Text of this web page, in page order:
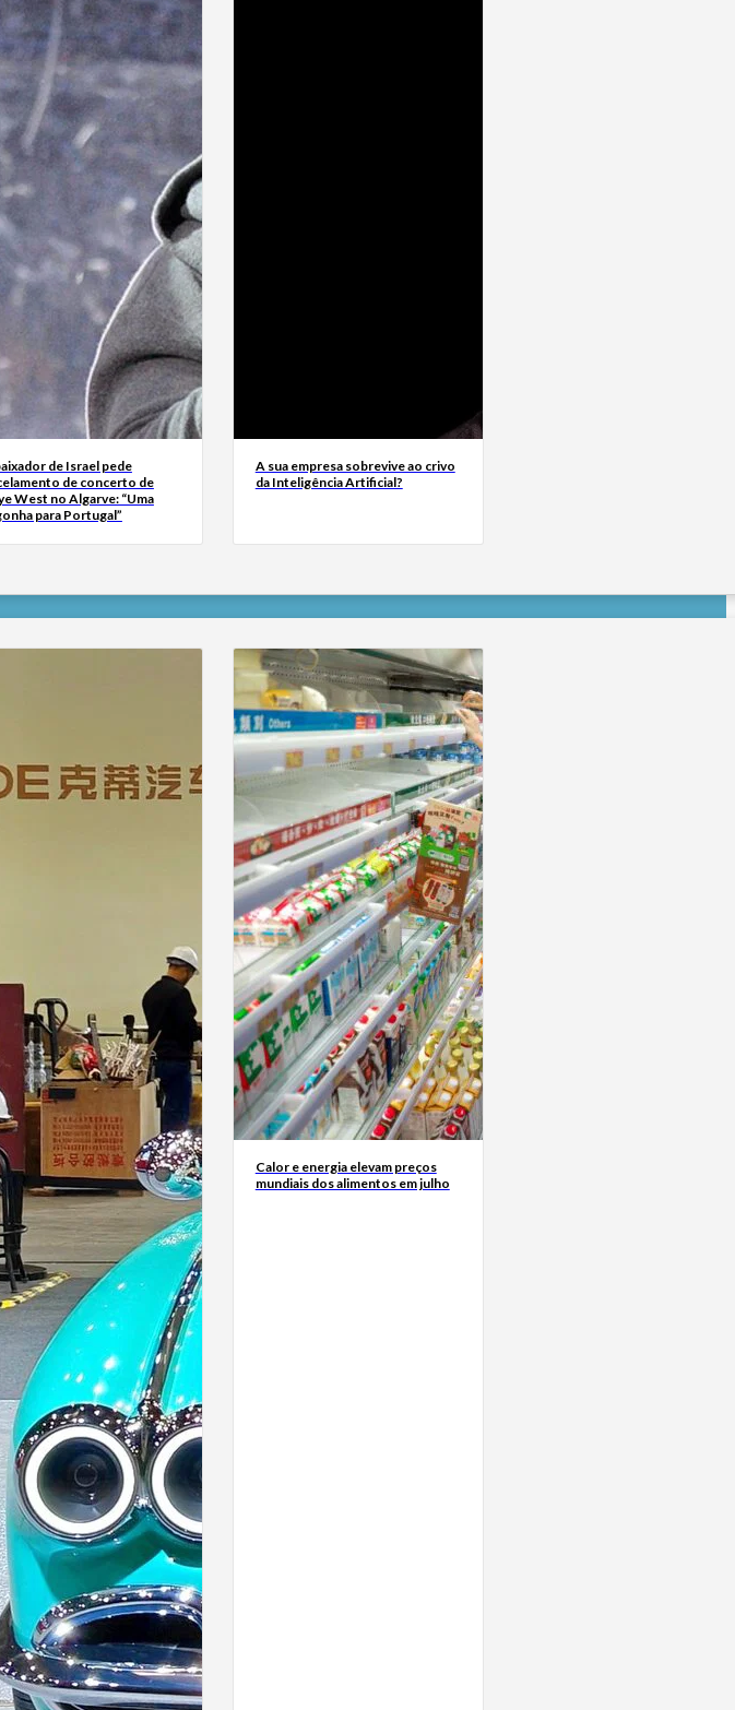
de Israel pede
de concerto de
West no Algarve: “Uma
para Portugal”
A sua empresa sobrevive ao crivo
da Inteligência Artificial?
Calor e energia elevam preços
mundiais dos alimentos em julho